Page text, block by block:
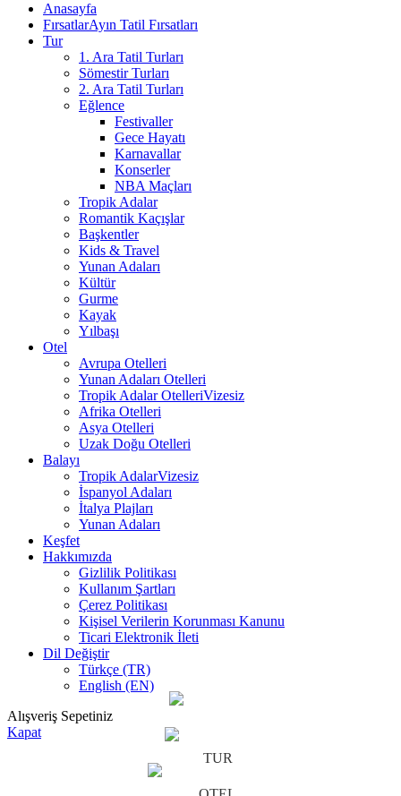
Anasayfa
FırsatlarAyın Tatil Fırsatları
Tur
1. Ara Tatil Turları
Sömestir Turları
2. Ara Tatil Turları
Eğlence
Festivaller
Gece Hayatı
Karnavallar
Konserler
NBA Maçları
Tropik Adalar
Romantik Kaçışlar
Başkentler
Kids & Travel
Yunan Adaları
Kültür
Gurme
Kayak
Yılbaşı
Otel
Avrupa Otelleri
Yunan Adaları Otelleri
Tropik Adalar OtelleriVizesiz
Afrika Otelleri
Asya Otelleri
Uzak Doğu Otelleri
Balayı
Tropik AdalarVizesiz
İspanyol Adaları
İtalya Plajları
Yunan Adaları
Keşfet
Hakkımızda
Gizlilik Politikası
Kullanım Şartları
Çerez Politikası
Kişisel Verilerin Korunması Kanunu
Ticari Elektronik İleti
Dil Değiştir
Türkçe (TR)
English (EN)
Alışveriş Sepetiniz
Kapat
TUR